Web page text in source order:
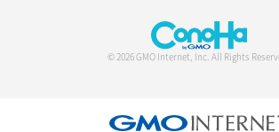
© 2026 GMO Internet, Inc. All Rights